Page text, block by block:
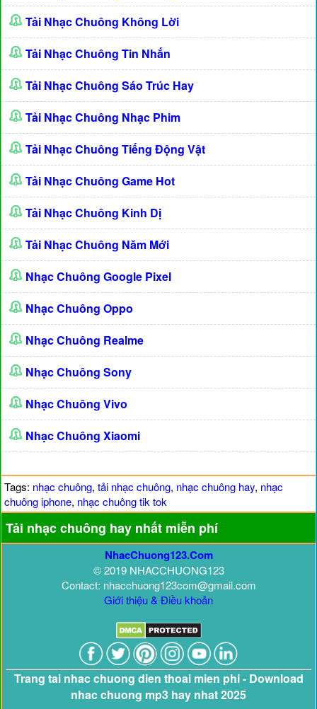
Tải Nhạc Chuông Không Lời
Tải Nhạc Chuông Tin Nhắn
Tải Nhạc Chuông Sáo Trúc Hay
Tải Nhạc Chuông Nhạc Phim
Tải Nhạc Chuông Tiếng Động Vật
Tải Nhạc Chuông Game Hot
Tải Nhạc Chuông Kinh Dị
Tải Nhạc Chuông Năm Mới
Nhạc Chuông Google Pixel
Nhạc Chuông Oppo
Nhạc Chuông Realme
Nhạc Chuông Sony
Nhạc Chuông Vivo
Nhạc Chuông Xiaomi
Tags: nhạc chuông, tải nhạc chuông, nhạc chuông hay, nhạc
chuông iphone, nhạc chuông tik tok
Tải nhạc chuông hay nhất miễn phí
NhacChuong123.Com
© 2019 NHACCHUONG123
Contact: nhacchuong123com@gmail.com
Giới thiệu & Điều khoản
Trang tai nhac chuong dien thoai mien phi - Download
nhac chuong mp3 hay nhat 2025